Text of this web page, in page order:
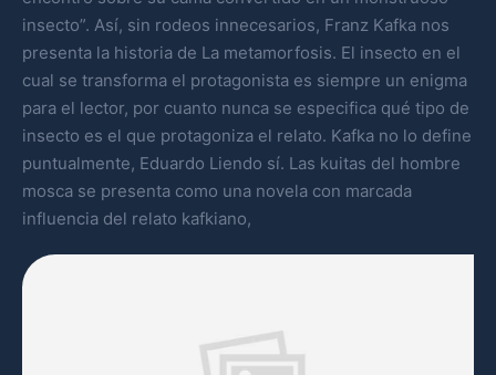
insecto”. Así, sin rodeos innecesarios, Franz Kafka nos
presenta la historia de La metamorfosis. El insecto en el
cual se transforma el protagonista es siempre un enigma
para el lector, por cuanto nunca se especifica qué tipo de
insecto es el que protagoniza el relato. Kafka no lo define
puntualmente, Eduardo Liendo sí. Las kuitas del hombre
mosca se presenta como una novela con marcada
influencia del relato kafkiano,